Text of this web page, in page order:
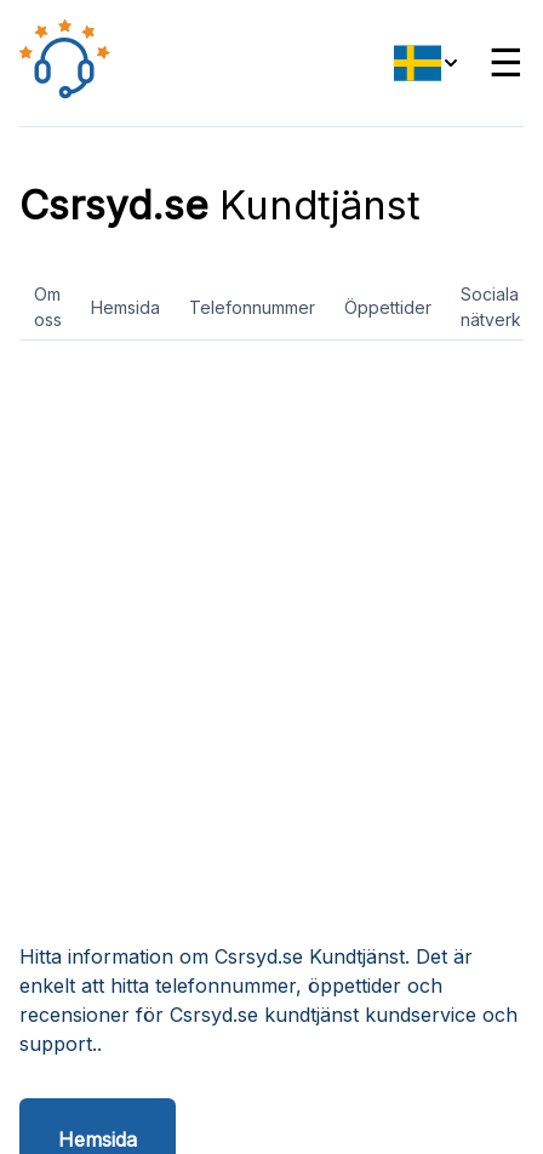
☰
Csrsyd.se Kundtjänst
Om
oss
Hemsida Telefonnummer Öppettider
Sociala
nätverk
Hitta information om Csrsyd.se Kundtjänst. Det är
enkelt att hitta telefonnummer, öppettider och
recensioner för Csrsyd.se kundtjänst kundservice och
support..
Hemsida